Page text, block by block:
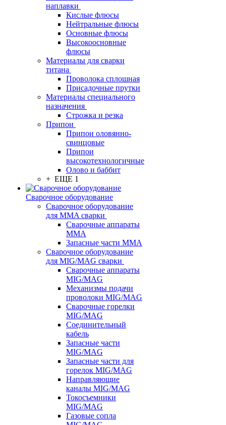
наплавки
Кислые флюсы
Нейтральные флюсы
Основные флюсы
Высокоосновные
флюсы
Материалы для сварки
титана
Проволока сплошная
Присадочные прутки
Материалы специального
назначения
Строжка и резка
Припои
Припои оловянно-
свинцовые
Припои
высокотехнологичные
Олово и баббит
+ ЕЩЕ 1
Сварочное оборудование
Сварочное оборудование
для MMA сварки
Сварочные аппараты
MMA
Запасные части MMA
Сварочное оборудование
для MIG/MAG сварки
Сварочные аппараты
MIG/MAG
Механизмы подачи
проволоки MIG/MAG
Сварочные горелки
MIG/MAG
Соединительный
кабель
Запасные части
MIG/MAG
Запасные части для
горелок MIG/MAG
Направляющие
каналы MIG/MAG
Токосъемники
MIG/MAG
Газовые сопла